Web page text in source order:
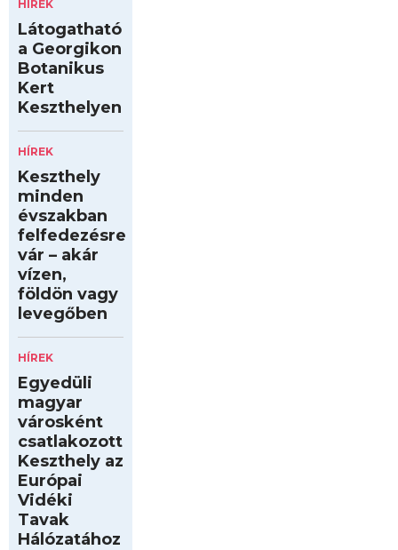
HÍREK
Látogatható
a Georgikon
Botanikus
Kert
Keszthelyen
HÍREK
Keszthely
minden
évszakban
felfedezésre
vár – akár
vízen,
földön vagy
levegőben
HÍREK
Egyedüli
magyar
városként
csatlakozott
Keszthely az
Európai
Vidéki
Tavak
Hálózatához